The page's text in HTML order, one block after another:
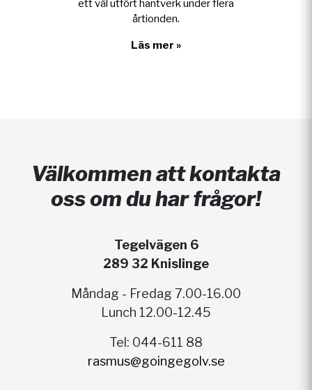
ett väl utfört hantverk under flera
årtionden.
Läs mer »
Välkommen att kontakta
oss om du har frågor!
Tegelvägen 6
289 32 Knislinge
Måndag - Fredag 7.00-16.00
Lunch 12.00-12.45
Tel: 044-611 88
rasmus@goingegolv.se